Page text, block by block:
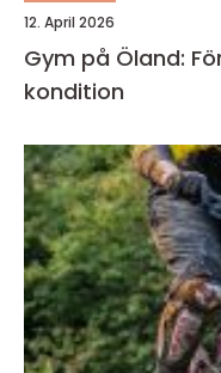
12. April 2026
Gym på Öland:
kondition